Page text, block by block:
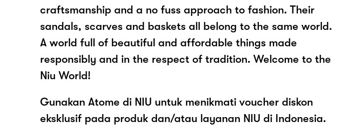
craftsmanship and a no fuss approach to fashion. Their
sandals, scarves and baskets all belong to the same world.
A world full of beautiful and affordable things made
responsibly and in the respect of tradition. Welcome to the
Niu World!
Gunakan Atome di NIU untuk menikmati voucher diskon
eksklusif pada produk dan/atau layanan NIU di Indonesia.